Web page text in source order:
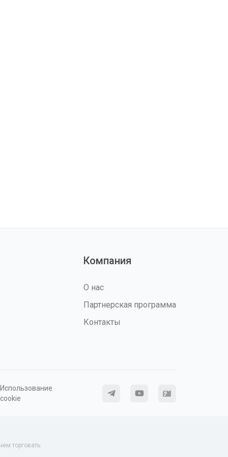
Компания
О нас
Партнерская программа
Контакты
Использование
cookie
торговать.